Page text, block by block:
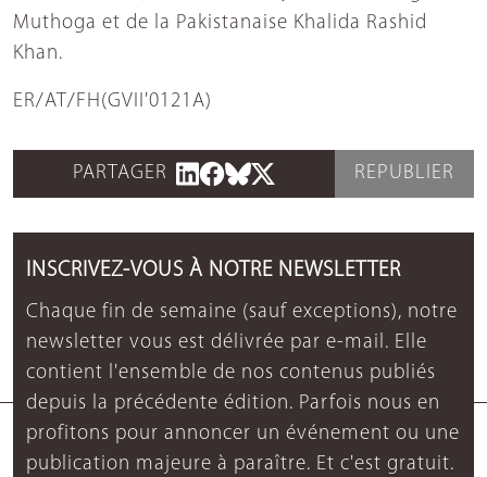
Muthoga et de la Pakistanaise Khalida Rashid
Khan.
ER/AT/FH(GVII'0121A)
PARTAGER REPUBLIER
INSCRIVEZ-VOUS À NOTRE NEWSLETTER
Chaque fin de semaine (sauf exceptions), notre
newsletter vous est délivrée par e-mail. Elle
contient l'ensemble de nos contenus publiés
depuis la précédente édition. Parfois nous en
profitons pour annoncer un événement ou une
publication majeure à paraître. Et c'est gratuit.